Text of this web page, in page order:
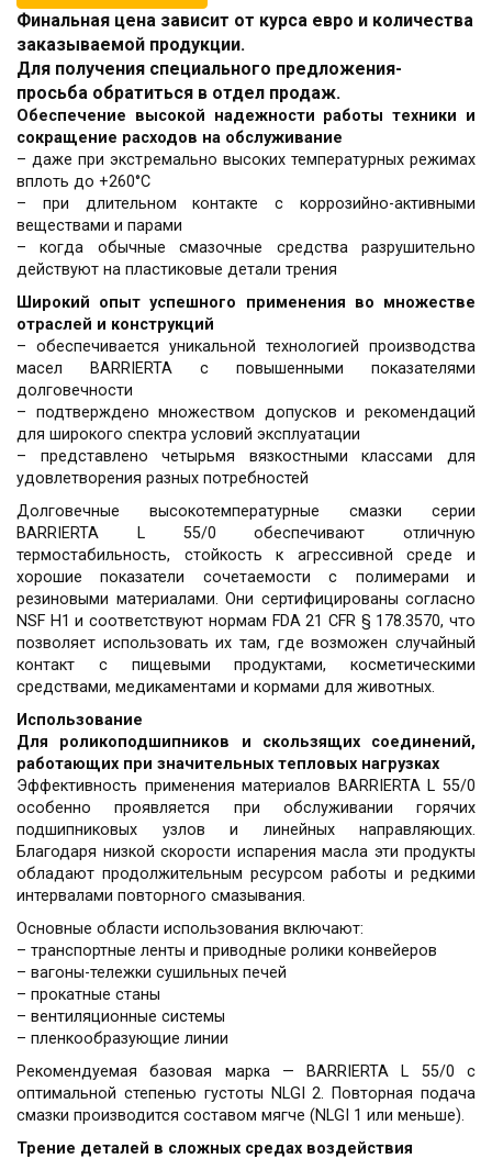
Финальная цена зависит от курса евро и количества
заказываемой продукции.
Для получения специального предложения-
просьба обратиться в отдел продаж.
Обеспечение высокой надежности работы техники и
сокращение расходов на обслуживание
– даже при экстремально высоких температурных режимах
вплоть до +260°C
– при длительном контакте с коррозийно-активными
веществами и парами
– когда обычные смазочные средства разрушительно
действуют на пластиковые детали трения
Широкий опыт успешного применения во множестве
отраслей и конструкций
– обеспечивается уникальной технологией производства
масел BARRIERTA с повышенными показателями
долговечности
– подтверждено множеством допусков и рекомендаций
для широкого спектра условий эксплуатации
– представлено четырьмя вязкостными классами для
удовлетворения разных потребностей
Долговечные высокотемпературные смазки серии
BARRIERTA L 55/0 обеспечивают отличную
термостабильность, стойкость к агрессивной среде и
хорошие показатели сочетаемости с полимерами и
резиновыми материалами. Они сертифицированы согласно
NSF H1 и соответствуют нормам FDA 21 CFR § 178.3570, что
позволяет использовать их там, где возможен случайный
контакт с пищевыми продуктами, косметическими
средствами, медикаментами и кормами для животных.
Использование
Для роликоподшипников и скользящих соединений,
работающих при значительных тепловых нагрузках
Эффективность применения материалов BARRIERTA L 55/0
особенно проявляется при обслуживании горячих
подшипниковых узлов и линейных направляющих.
Благодаря низкой скорости испарения масла эти продукты
обладают продолжительным ресурсом работы и редкими
интервалами повторного смазывания.
Основные области использования включают:
– транспортные ленты и приводные ролики конвейеров
– вагоны-тележки сушильных печей
– прокатные станы
– вентиляционные системы
– пленкообразующие линии
Рекомендуемая базовая марка — BARRIERTA L 55/0 с
оптимальной степенью густоты NLGI 2. Повторная подача
смазки производится составом мягче (NLGI 1 или меньше).
Трение деталей в сложных средах воздействия